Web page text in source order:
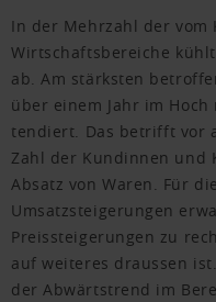
In der Mehrzahl der vom
Wirtschaftsbereiche
ab. Am stärksten
über einem Jahr im
tendiert. Das betrifft vor
Zahl der Kundinnen und
Absatz von Waren. Für
Umsatzsteigerungen
Preissteigerungen zu
auf weiteres draussen
der Abwärtstrend im